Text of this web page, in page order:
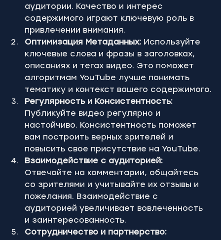
аудитории. Качество и интерес
содержимого играют ключевую роль в
привлечении внимания.
Оптимизация Метаданных: Используйте
ключевые слова и фразы в заголовках,
описаниях и тегах видео. Это поможет
алгоритмам YouTube лучше понимать
тематику и контекст вашего содержимого.
Регулярность и Консистентность:
Публикуйте видео регулярно и
настойчиво. Консистентность поможет
вам построить верных зрителей и
повысить свое присутствие на YouTube.
Взаимодействие с аудиторией:
Отвечайте на комментарии, общайтесь
со зрителями и учитывайте их отзывы и
пожелания. Взаимодействие с
аудиторией увеличивает вовлеченность
и заинтересованность.
Сотрудничество и партнерство: